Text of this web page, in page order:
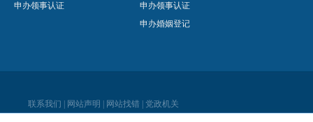
申办领事认证
申办领事认证
申办婚姻登记
联系我们 网站声明 网站找错 党政机关